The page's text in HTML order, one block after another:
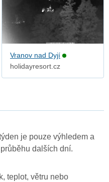
Vranov nad Dyjí
holidayresort.cz
je pouze výhledem a
dalších dní.
teplot, větru nebo